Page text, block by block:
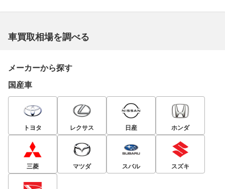
車買取相場を調べる
メーカーから探す
国産車
トヨタ レクサス 日産 ホンダ
三菱 マツダ スバル スズキ